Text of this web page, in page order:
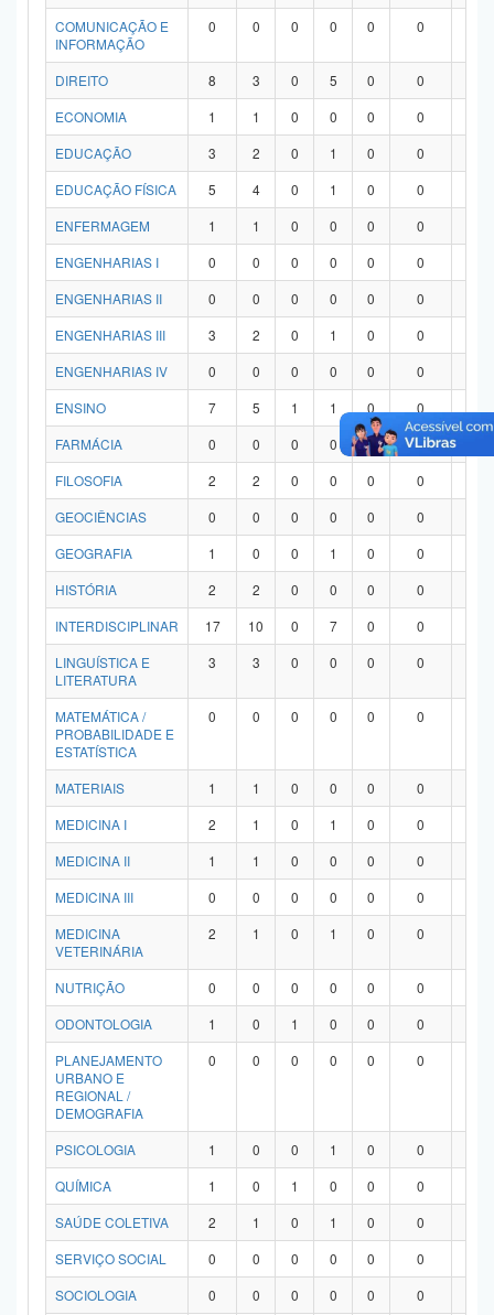
COMUNICAÇÃO E
INFORMAÇÃO
0 0 0 0 0 0
DIREITO 8 3 0 5 0 0
ECONOMIA
1 1 0 0 0 0
EDUCAÇÃO
3 2 0 1 0 0
EDUCAÇÃO FÍSICA
5 4 0 1 0 0
ENFERMAGEM
1 1 0 0 0 0
ENGENHARIAS I
0 0 0 0 0 0
ENGENHARIAS II
0 0 0 0 0 0
ENGENHARIAS III
3 2 0 1 0 0
ENGENHARIAS IV
0 0 0 0 0 0
ENSINO
7 5 1 1 0 0
FARMÁCIA
0 0 0 0 0 0
FILOSOFIA
2 2 0 0 0 0
GEOCIÊNCIAS
0 0 0 0 0 0
GEOGRAFIA
1 0 0 1 0 0
HISTÓRIA
2 2 0 0 0 0
INTERDISCIPLINAR
17 10 0 7 0 0
LINGUÍSTICA E
LITERATURA
3 3 0 0 0 0
MATEMÁTICA /
PROBABILIDADE E
ESTATÍSTICA
0 0 0 0 0 0
MATERIAIS 1 1 0 0 0 0
MEDICINA I
2 1 0 1 0 0
MEDICINA II
1 1 0 0 0 0
MEDICINA III
0 0 0 0 0 0
MEDICINA
VETERINÁRIA
2 1 0 1 0 0
NUTRIÇÃO 0 0 0 0 0 0
ODONTOLOGIA
1 0 1 0 0 0
PLANEJAMENTO
URBANO E
REGIONAL /
DEMOGRAFIA
0 0 0 0 0 0
PSICOLOGIA 1 0 0 1 0 0
QUÍMICA
1 0 1 0 0 0
SAÚDE COLETIVA
2 1 0 1 0 0
SERVIÇO SOCIAL
0 0 0 0 0 0
SOCIOLOGIA
0 0 0 0 0 0